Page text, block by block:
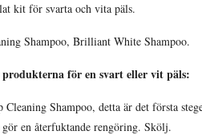
kit för svarta och vita päls.
Shampoo, Brilliant White Shampoo.
för en svart eller vit päls:
Cleaning Shampoo, detta är det första
gör en återfuktande rengöring. Skölj.